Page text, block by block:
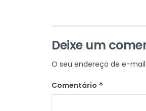
Deixe um
O seu endereço de e-
Comentário *